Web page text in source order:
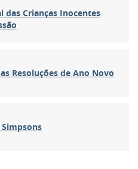
das Crianças Inocentes
Resoluções de Ano Novo